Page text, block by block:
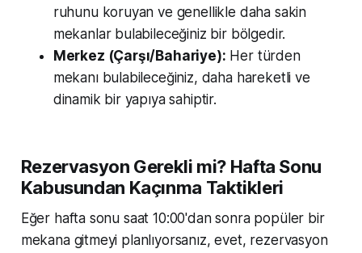
ruhunu koruyan ve genellikle daha sakin
mekanlar bulabileceğiniz bir bölgedir.
Merkez (Çarşı/Bahariye): Her türden
mekanı bulabileceğiniz, daha hareketli ve
dinamik bir yapıya sahiptir.
Rezervasyon Gerekli mi? Hafta Sonu
Kabusundan Kaçınma Taktikleri
Eğer hafta sonu saat 10:00'dan sonra popüler bir
mekana gitmeyi planlıyorsanız, evet, rezervasyon